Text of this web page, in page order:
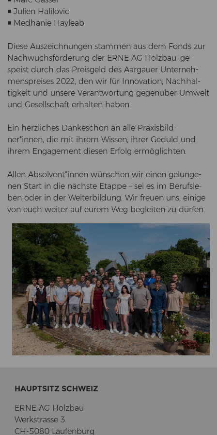
◾ Ju­li­en Ha­li­lo­vic
◾ Medha­nie Hay­leab
Diese Aus­zeich­nun­gen stam­men aus dem Fonds zur
Nach­wuchs­för­de­rung der ERNE AG Holz­bau, ge­
speist durch das Preis­geld des Aar­gau­er Un­ter­neh­
mens­prei­ses 2022, den wir für In­no­va­ti­on, Nach­hal­
tig­keit und un­se­re Ver­ant­wor­tung ge­gen­über Um­welt
und Ge­sell­schaft er­hal­ten haben.
Ein herz­li­ches Dan­ke­schön an alle Pra­xis­bild­
ner*innen, die mit ihrem Wis­sen, ihrer Ge­duld und
ihrem En­ga­ge­ment die­sen Er­folg er­mög­lich­ten.
Allen Ab­sol­vent*innen wün­schen wir einen ge­lun­ge­
nen Start in die nächs­te Etap­pe – sei es im Be­rufs­le­
ben oder in der Wei­ter­bil­dung. Wir freu­en uns, ei­ni­ge
von euch wei­ter auf eurem Weg be­glei­ten zu dür­fen.
HAUPT­SITZ SCHWEIZ
ERNE AG Holz­bau
Werk­stras­se 3
CH-5080 Lau­fen­burg